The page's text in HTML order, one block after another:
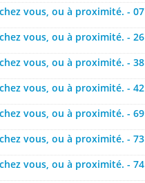
vous, ou à proximité. - 07
vous, ou à proximité. - 26
vous, ou à proximité. - 38
vous, ou à proximité. - 42
vous, ou à proximité. - 69
vous, ou à proximité. - 73
vous, ou à proximité. - 74